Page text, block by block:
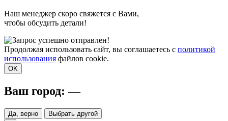
Наш менеджер скоро свяжется с Вами,
чтобы обсудить детали!
Продолжая использовать сайт, вы соглашаетесь с политикой
использования файлов cookie.
OK
Ваш город:—
Да, верно
Выбрать другой